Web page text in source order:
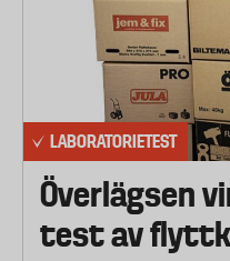
LABORATORIETEST
Överlägsen
test av